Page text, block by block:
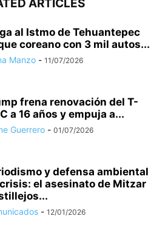
ARTICLES
al Istmo de Tehuantepec
coreano con 3 mil autos...
Manzo - 11/07/2026
frena renovación del T-
a 16 años y empuja a...
Guerrero - 01/07/2026
y defensa ambiental
el asesinato de Mitzar
- 12/01/2026